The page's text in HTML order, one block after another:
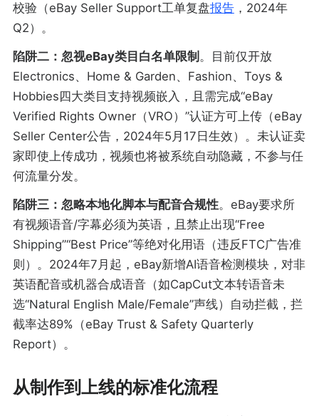
校验（eBay Seller Support工单复盘报告，2024年
Q2）。
陷阱二：忽视eBay类目白名单限制 。目前仅开放
Electronics、Home & Garden、Fashion、Toys &
Hobbies四大类目支持视频嵌入，且需完成“eBay
Verified Rights Owner（VRO）”认证方可上传（eBay
Seller Center公告，2024年5月17日生效）。未认证卖
家即使上传成功，视频也将被系统自动隐藏，不参与任
何流量分发。
陷阱三：忽略本地化脚本与配音合规性。eBay要求所
有视频语音/字幕必须为英语，且禁止出现“Free
Shipping”“Best Price”等绝对化用语（违反FTC广告准
则）。2024年7月起，eBay新增AI语音检测模块，对非
英语配音或机器合成语音（如CapCut文本转语音未
选“Natural English Male/Female”声线）自动拦截，拦
截率达89%（eBay Trust & Safety Quarterly
Report）。
从制作到上线的标准化流程